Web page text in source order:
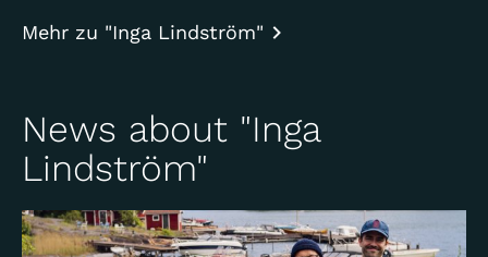
Mehr zu "Inga Lindström"
News about "Inga
Lindström"